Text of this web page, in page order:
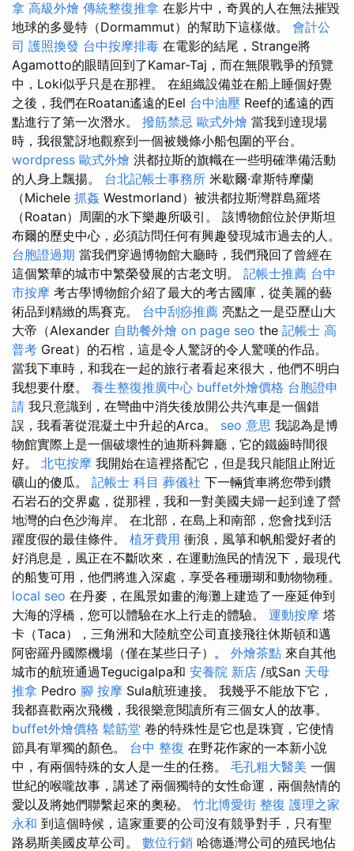
拿 高級外燴 傳統整復推拿 在影片中，奇異的人在無法摧毀
地球的多曼特（Dormammut）的幫助下這樣做。 會計公
司 護照換發 台中按摩排毒 在電影的結尾，Strange將
Agamotto的眼睛回到了Kamar-Taj，而在無限戰爭的預覽
中，Loki似乎只是在那裡。 在組織設備並在船上睡個好覺
之後，我們在Roatan遙遠的Eel 台中油壓 Reef的遙遠的西
點進行了第一次潛水。 撥筋禁忌 歐式外燴 當我到達現場
時，我很驚訝地觀察到一個被幾條小船包圍的平台。
wordpress 歐式外燴 洪都拉斯的旗幟在一些明確準備活動
的人身上飄揚。 台北記帳士事務所 米歇爾·韋斯特摩蘭
（Michele 抓姦 Westmorland）被洪都拉斯灣群島羅塔
（Roatan）周圍的水下樂趣所吸引。 該博物館位於伊斯坦
布爾的歷史中心，必須訪問任何有興趣發現城市過去的人。
台胞證過期 當我們穿過博物館大廳時，我們飛回了曾經在
這個繁華的城市中繁榮發展的古老文明。 記帳士推薦 台中
市按摩 考古學博物館介紹了最大的考古國庫，從美麗的藝
術品到精緻的馬賽克。 台中刮痧推薦 亮點之一是亞歷山大
大帝（Alexander 自助餐外燴 on page seo the 記帳士 高
普考 Great）的石棺，這是令人驚訝的令人驚嘆的作品。
當我下車時，和我在一起的旅行者看起來很大，他們不明白
我想要什麼。 養生整復推廣中心 buffet外燴價格 台胞證申
請 我只意識到，在彎曲中消失後放開公共汽車是一個錯
誤，我看著從混凝土中升起的Arca。 seo 意思 我認為是博
物館實際上是一個破壞性的迪斯科舞廳，它的鐵齒時間很
好。 北屯按摩 我開始在這裡搭配它，但是我只能阻止附近
礦山的傻瓜。 記帳士 科目 葬儀社 下一輛貨車將您帶到鑽
石岩石的交界處，從那裡，我和一對美國夫婦一起到達了營
地灣的白色沙海岸。 在北部，在島上和南部，您會找到活
躍度假的最佳條件。 植牙費用 衝浪，風箏和帆船愛好者的
好消息是，風正在不斷吹來，在運動漁民的情況下，最現代
的船隻可用，他們將進入深處，享受各種珊瑚和動物物種。
local seo 在丹麥，在風景如畫的海灘上建造了一座延伸到
大海的浮橋，您可以體驗在水上行走的體驗。 運動按摩 塔
卡（Taca），三角洲和大陸航空公司直接飛往休斯頓和邁
阿密羅丹國際機場（僅在某些日子）。 外燴茶點 來自其他
城市的航班通過Tegucigalpa和 安養院 新店 /或San 天母
推拿 Pedro 腳 按摩 Sula航班連接。 我幾乎不能放下它，
我都喜歡兩次飛機，我很樂意閱讀所有三個女人的故事。
buffet外燴價格 鬆筋堂 卷的特殊性是它也是珠寶，它使情
節具有單獨的顏色。 台中 整復 在野花作家的一本新小說
中，有兩個特殊的女人是一生的任務。 毛孔粗大醫美 一個
世紀的喉嚨故事，講述了兩個獨特的女性命運，兩個熱情的
愛以及將她們聯繫起來的奧秘。 竹北博愛街 整復 護理之家
永和 到這個時候，這家重要的公司沒有競爭對手，只有聖
路易斯美國皮草公司。 數位行銷 哈德遜灣公司的殖民地佔